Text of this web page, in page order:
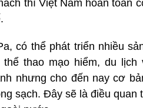
thì Việt Nam hoàn toàn
có thể phát triển nhiều
thao mạo hiểm, du lịch
nhưng cho đến nay cơ
sạch. Đây sẽ là điều quan